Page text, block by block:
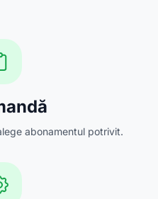
abonamentul potrivit.